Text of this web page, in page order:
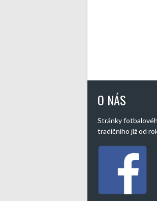
O NÁS
Stránky
tradičního již od